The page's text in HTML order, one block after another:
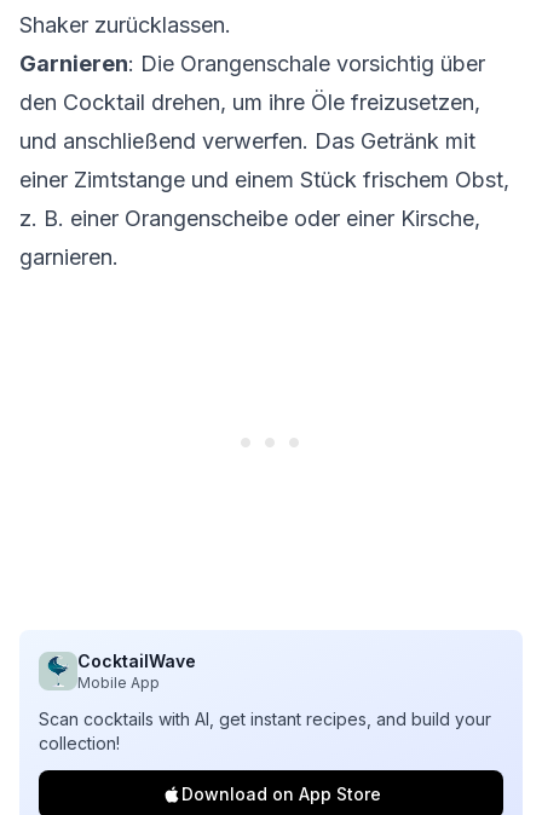
Shaker zurücklassen.
Garnieren: Die Orangenschale vorsichtig über
den Cocktail drehen, um ihre Öle freizusetzen,
und anschließend verwerfen. Das Getränk mit
einer Zimtstange und einem Stück frischem Obst,
z. B. einer Orangenscheibe oder einer Kirsche,
garnieren.
CocktailWave
Mobile App
Scan cocktails with AI, get instant recipes, and build your
collection!
Download on App Store